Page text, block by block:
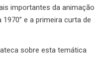
importantes da animação
e a primeira curta de
sobre esta temática